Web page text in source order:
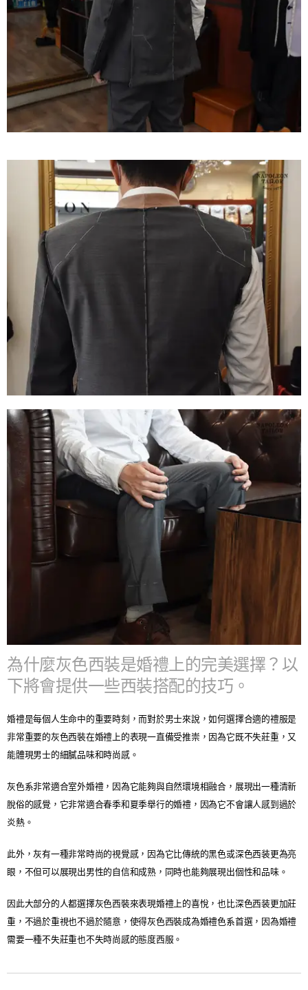
為什麼灰色西裝是婚禮上的完美選擇？以
下將會提供一些西裝搭配的技巧。
婚禮是每個人生命中的重要時刻，而對於男士來說，如何選擇合適的禮服是
非常重要的灰色西裝在婚禮上的表現一直備受推崇，因為它既不失莊重，又
能體現男士的細膩品味和時尚感。
​灰色系非常適合室外婚禮，因為它能夠與自然環境相融合，展現出一種清新
脫俗的感覺，它非常適合春季和夏季舉行的婚禮，因為它不會讓人感到過於
炎熱。
​此外，灰有一種非常時尚的視覺感，因為它比傳統的黑色或深色西装更為亮
眼，不但可以展現出男性的自信和成熟，同時也能夠展現出個性和品味。
​因此大部分的人都選擇灰色西裝來表現婚禮上的喜悅，也比深色西装更加莊
重，不過於重視也不過於隨意，使得灰色西裝成為婚禮色系首選，因為婚禮
需要一種不失莊重也不失時尚感的態度西服。